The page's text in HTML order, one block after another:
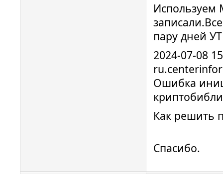
Используем
пару дней
2024-07-08
Ошибка
Как решить
Спасибо.